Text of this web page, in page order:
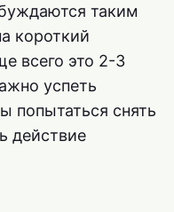
таким
короткий
всего это 2-3
успеть
попытаться снять
действие